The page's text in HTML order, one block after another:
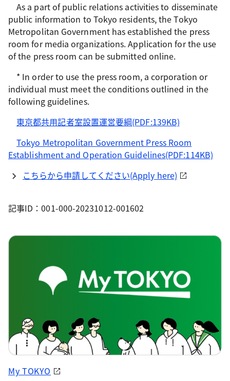
As a part of public relations activities to disseminate
public information to Tokyo residents, the Tokyo
Metropolitan Government has established the press
room for media organizations. Application for the use
of the press room can be submitted online.
* In order to use the press room, a corporation or
individual must meet the conditions outlined in the
following guidelines.
東京都共用記者室設置運営要綱(PDF:139KB)
Tokyo Metropolitan Government Press Room
Establishment and Operation Guidelines(PDF:114KB)
こちらから申請してください(Apply here)
記事ID：001-000-20231012-001602
My TOKYO